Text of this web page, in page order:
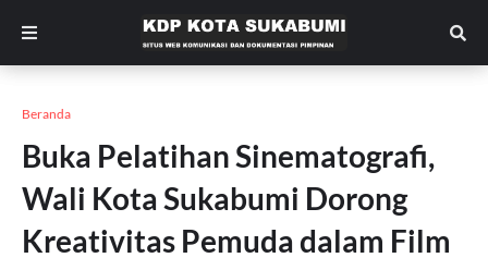
Beranda
Buka Pelatihan Sinematografi,
Wali Kota Sukabumi Dorong
Kreativitas Pemuda dalam Film